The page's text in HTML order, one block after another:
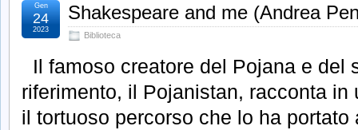
Shakespeare and me (Andrea
Biblioteca
Gen
24
2023
Il famoso creatore del Pojana e del
riferimento, il Pojanistan, racconta in
il tortuoso percorso che lo ha portato